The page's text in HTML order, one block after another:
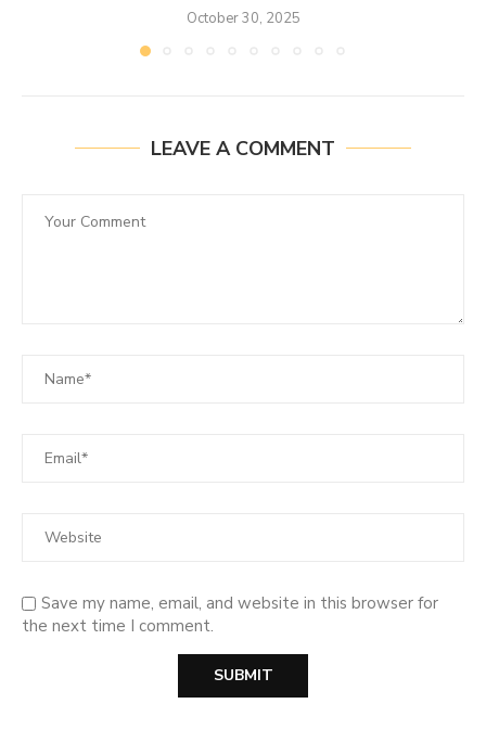
October 30, 2025
LEAVE A COMMENT
Save my name, email, and website in this browser for
the next time I comment.